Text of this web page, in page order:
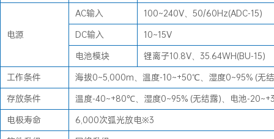
电源
AC输入
100~240V、50/60Hz(ADC-15)
DC输入
10~15V
电池模块
锂离子10.8V、35.64WH(BU-15)
工作条件
海拔0~5,000m、温度-10~+50℃、湿度0~95% (无
存放条件
温度-40~+80℃、湿度0~95% (无结露)、电池-
电极寿命
6,000次弧光放电※3